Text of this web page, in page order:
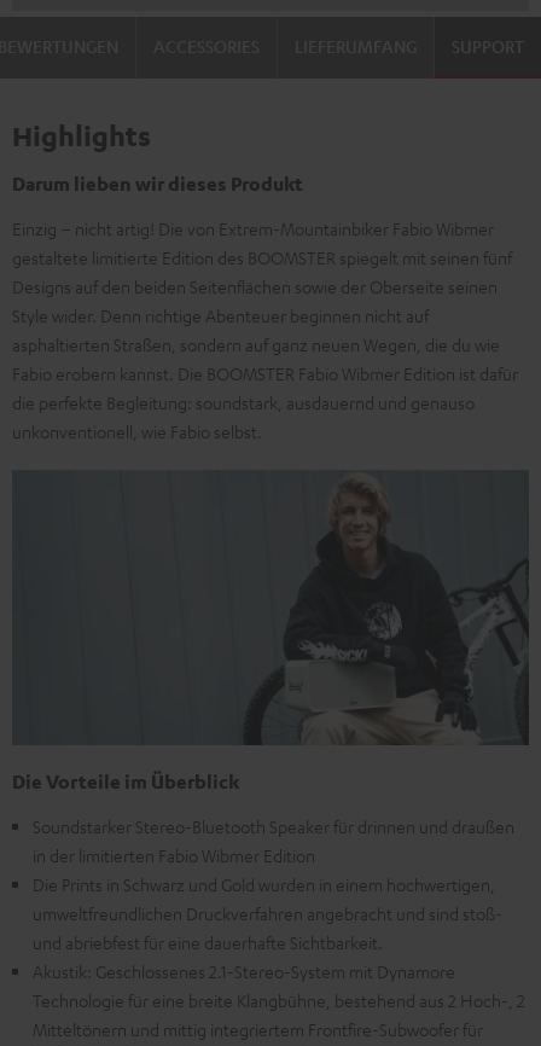
SUPPORT
Highlights
Darum lieben wir dieses Produkt
Einzig – nicht artig! Die von Extrem-Mountainbiker Fabio Wibmer
gestaltete limitierte Edition des BOOMSTER spiegelt mit seinen fünf
Designs auf den beiden Seitenflächen sowie der Oberseite seinen
Style wider. Denn richtige Abenteuer beginnen nicht auf
asphaltierten Straßen, sondern auf ganz neuen Wegen, die du wie
Fabio erobern kannst. Die BOOMSTER Fabio Wibmer Edition ist dafür
die perfekte Begleitung: soundstark, ausdauernd und genauso
unkonventionell, wie Fabio selbst.
Die Vorteile im Überblick
Soundstarker Stereo-Bluetooth Speaker für drinnen und draußen
in der limitierten Fabio Wibmer Edition
Die Prints in Schwarz und Gold wurden in einem hochwertigen,
umweltfreundlichen Druckverfahren angebracht und sind stoß-
und abriebfest für eine dauerhafte Sichtbarkeit.
Akustik: Geschlossenes 2.1-Stereo-System mit Dynamore
Technologie für eine breite Klangbühne, bestehend aus 2 Hoch-, 2
Mitteltönern und mittig integriertem Frontfire-Subwoofer für